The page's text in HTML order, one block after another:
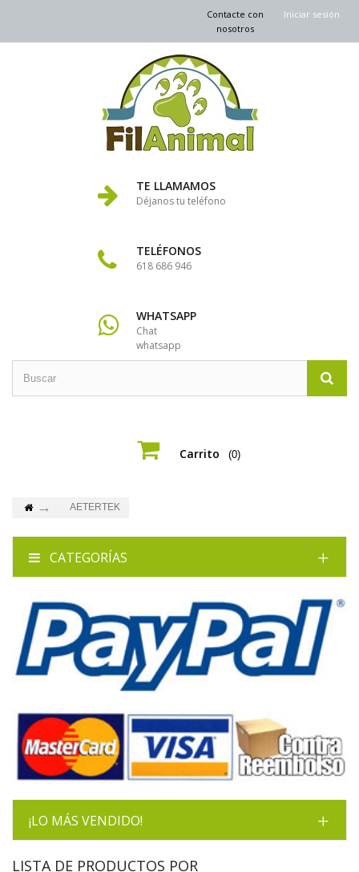
Iniciar sesión
Contacte con
nosotros
TE LLAMAMOS
Déjanos tu teléfono
TELÉFONOS
618 686 946
WHATSAPP
Chat
whatsapp
Carrito (0)
AETERTEK
CATEGORÍAS
¡LO MÁS VENDIDO!
LISTA DE PRODUCTOS POR